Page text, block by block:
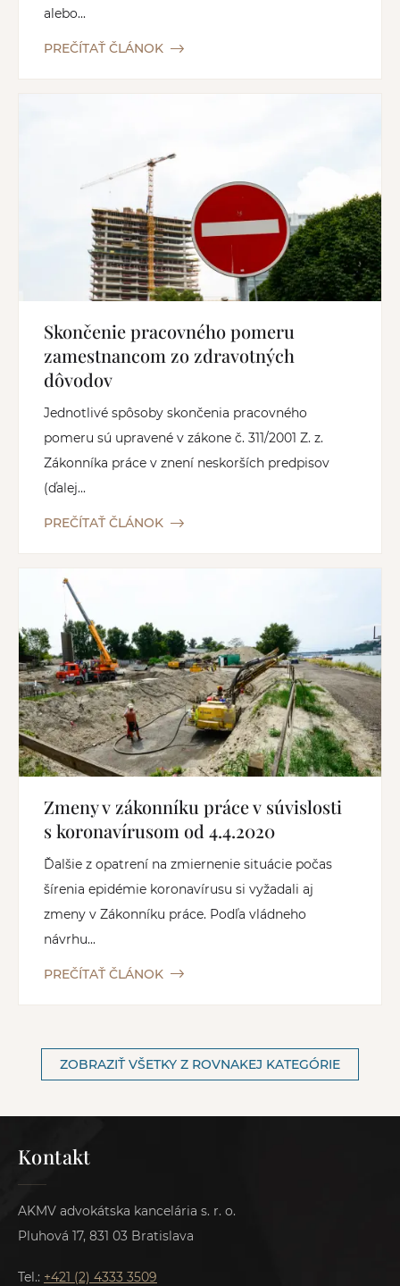
alebo...
PREČÍTAŤ ČLÁNOK
Skončenie pracovného pomeru
zamestnancom zo zdravotných
dôvodov
Jednotlivé spôsoby skončenia pracovného
pomeru sú upravené v zákone č. 311/2001 Z. z.
Zákonníka práce v znení neskorších predpisov
(ďalej...
PREČÍTAŤ ČLÁNOK
Zmeny v zákonníku práce v súvislosti
s koronavírusom od 4.4.2020
Ďalšie z opatrení na zmiernenie situácie počas
šírenia epidémie koronavírusu si vyžadali aj
zmeny v Zákonníku práce. Podľa vládneho
návrhu...
PREČÍTAŤ ČLÁNOK
ZOBRAZIŤ VŠETKY Z ROVNAKEJ KATEGÓRIE
Kontakt
AKMV advokátska kancelária s. r. o.
Pluhová 17, 831 03 Bratislava
Tel.: +421 (2) 4333 3509